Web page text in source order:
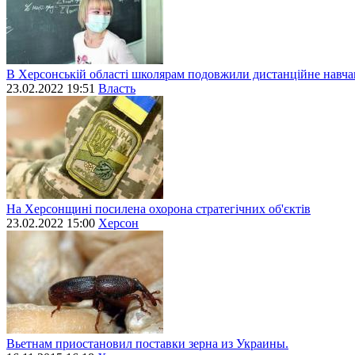
В Херсонській області школярам подовжили дистанційне
23.02.2022 19:51 Власть
На Херсонщині посилена охорона стратегічних об'єктів
23.02.2022 15:00 Херсон
Вьетнам приостановил поставки зерна из Украины.